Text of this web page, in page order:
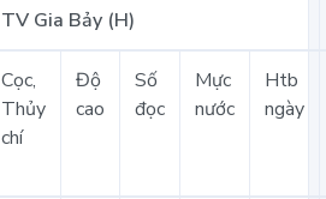
TV Gia Bảy (H)
Cọc,
Thủy
chí
Độ
cao
Số
đọc
Mực
nước
Htb
ngày